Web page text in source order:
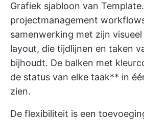
Grafiek sjabloon van
projectmanagement
samenwerking met zijn
layout, die tijdlijnen en taken
bijhoudt. De balken met
de status van elke taak** in
zien.
De flexibiliteit is een